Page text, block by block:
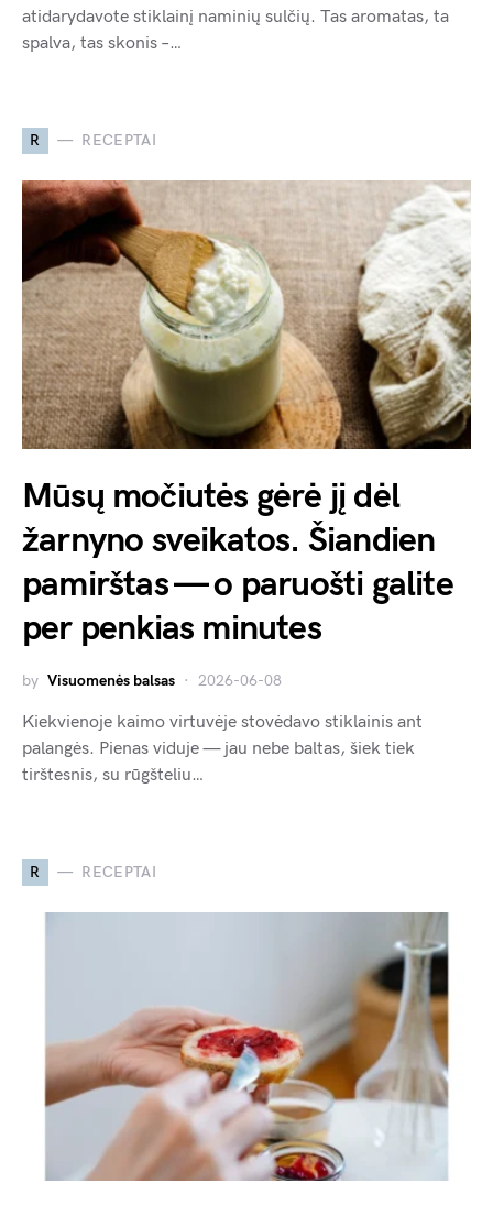
atidarydavote stiklainį naminių sulčių. Tas aromatas, ta
spalva, tas skonis –…
R RECEPTAI
Mūsų močiutės gėrė jį dėl
žarnyno sveikatos. Šiandien
pamirštas — o paruošti galite
per penkias minutes
by Visuomenės balsas 2026-06-08
Kiekvienoje kaimo virtuvėje stovėdavo stiklainis ant
palangės. Pienas viduje — jau nebe baltas, šiek tiek
tirštesnis, su rūgšteliu…
R RECEPTAI